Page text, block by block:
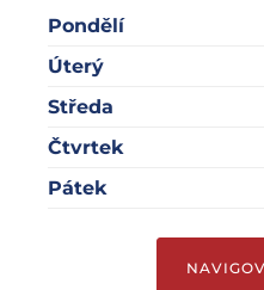
Pondělí
Úterý
Středa
Čtvrtek
Pátek